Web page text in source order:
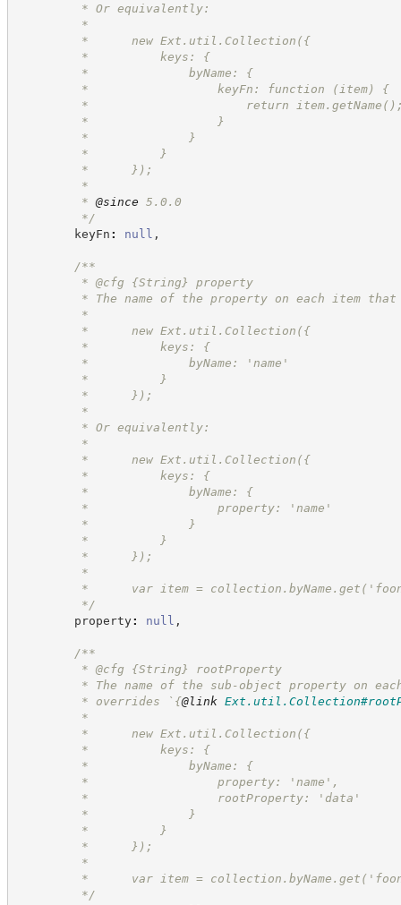
* Or equivalently:
*
*      new Ext.util.Collection({
*          keys: {
*              byName: {
*                  keyFn: function (item) {
*                      return
*                  }
*              }
*          }
*      });
*
* @since 5.0.0
*/
keyFn : null ,
/**
* @cfg {String}
property
* The name of the property on each item that
*
*      new Ext.util.Collection({
*          keys: {
*              byName: 'name'
*          }
*      });
*
* Or equivalently:
*
*      new Ext.util.Collection({
*          keys: {
*              byName: {
*                  property: 'name'
*              }
*          }
*      });
*
*      var item =
*/
property: null ,
/**
* @cfg {String}
rootProperty
* The name of the sub-object property on each
* overrides ` {@link
*
*      new Ext.util.Collection({
*          keys: {
*              byName: {
*                  property: 'name',
*                  rootProperty: 'data'
*              }
*          }
*      });
*
*      var item =
*/